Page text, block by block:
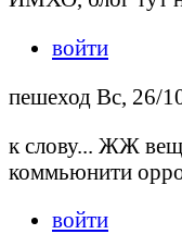
войти
пешеход Вс, 26/
к слову... ЖЖ
коммьюнити
войти